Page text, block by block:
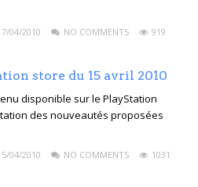
04/2010 NO COMMENTS
919
store du 15 avril 2010
disponible sur le PlayStation
des nouveautés proposées
04/2010 NO COMMENTS
1031